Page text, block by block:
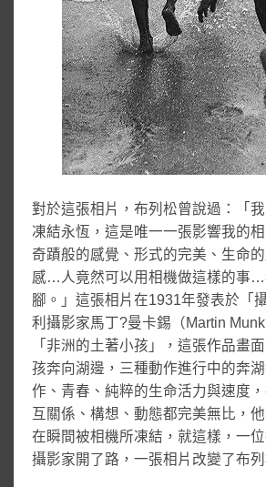
對於這張相片，布列松曾說過：「
凍結永恆，這是唯一一張影響我的
奇蹟般的感覺、形式的完美、生命
感…人竟然可以用相機做這樣的事
腳。」這張相片在1931年發表於「
利攝影家馬丁?曼卡錫（Martin
「非洲的土著小孩」，這張作品畫
孩奔向湖邊，三種動作進行中的奔
作、青春、純粹的生命活力與速度
互關係、構想、動態都完美無比，
在瞬間被相機所凍結，就這樣，一
攝影家開了路，一張相片改變了布列